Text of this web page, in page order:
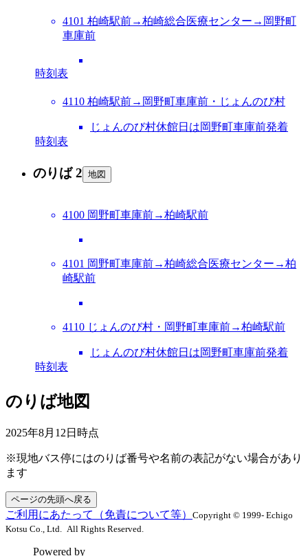
4101 柏崎駅前→柏崎総合医療センター→岡野町
車庫前
時刻表
4110 柏崎駅前→岡野町車庫前・じょんのび村
じょんのび村休館日は岡野町車庫前発着
時刻表
のりば 2 地図
4100 岡野町車庫前→柏崎駅前
4101 岡野町車庫前→柏崎総合医療センター→柏
崎駅前
4110 じょんのび村・岡野町車庫前→柏崎駅前
じょんのび村休館日は岡野町車庫前発着
時刻表
のりば地図
2025年8月12日 時点
※現地バス停にはのりば番号や名前の表記がない場合があり
ます
ページの先頭へ戻る
ご利用にあたって（免責について等） Copyright © 1999- Echigo
Kotsu Co., Ltd. All Rights Reserved.
Powered by